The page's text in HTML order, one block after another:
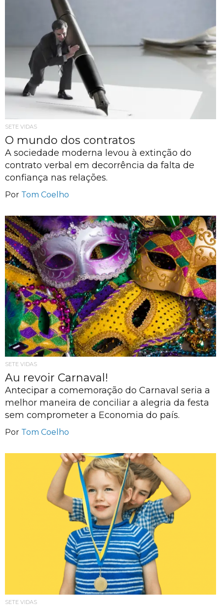
SETE VIDAS
O mundo dos contratos
A sociedade moderna levou à extinção do
contrato verbal em decorrência da falta de
confiança nas relações.
Por Tom Coelho
SETE VIDAS
Au revoir Carnaval!
Antecipar a comemoração do Carnaval seria a
melhor maneira de conciliar a alegria da festa
sem comprometer a Economia do país.
Por Tom Coelho
SETE VIDAS